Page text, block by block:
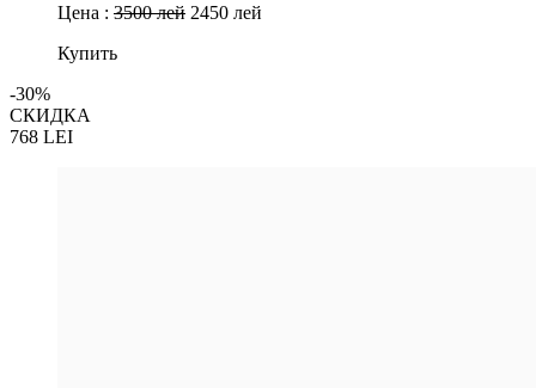
Цена : 3500 лей 2450 лей
Купить
-30%
СКИДКА
768 LEI